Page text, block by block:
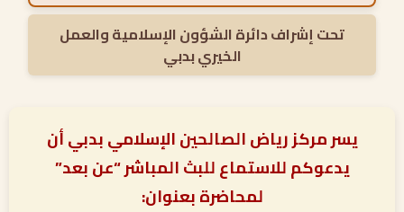
تحت إشراف دائرة الشؤون الإسلامية والعمل
الخيري بدبي
يسر مركز رياض الصالحين الإسلامي بدبي أن
يدعوكم للاستماع للبث المباشر “عن بعد”
لمحاضرة بعنوان: